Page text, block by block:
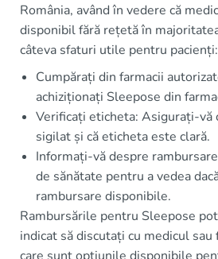
România, având în vedere că
disponibil fără rețetă în
câteva sfaturi utile pentru pacienți:
Cumpărați din farmacii
achiziționați Sleepose din
Verificați eticheta: Asigurați-vă
sigilat și că eticheta este clară.
Informați-vă despre
de sănătate pentru a vedea
rambursare disponibile.
Rambursările pentru Sleepose
indicat să discutați cu medicul